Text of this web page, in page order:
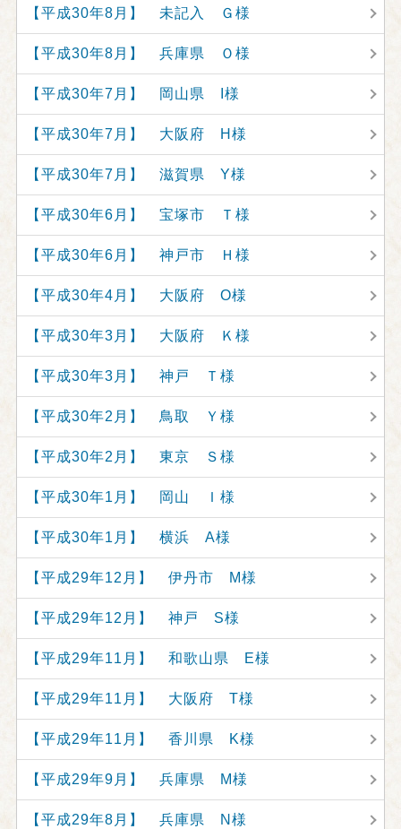
【平成30年8月】 未記入 Ｇ様
【平成30年8月】 兵庫県 Ｏ様
【平成30年7月】 岡山県 I様
【平成30年7月】 大阪府 H様
【平成30年7月】 滋賀県 Y様
【平成30年6月】 宝塚市 Ｔ様
【平成30年6月】 神戸市 Ｈ様
【平成30年4月】 大阪府 O様
【平成30年3月】 大阪府 Ｋ様
【平成30年3月】 神戸 Ｔ様
【平成30年2月】 鳥取 Ｙ様
【平成30年2月】 東京 Ｓ様
【平成30年1月】 岡山 Ｉ様
【平成30年1月】 横浜 A様
【平成29年12月】 伊丹市 M様
【平成29年12月】 神戸 S様
【平成29年11月】 和歌山県 E様
【平成29年11月】 大阪府 T様
【平成29年11月】 香川県 K様
【平成29年9月】 兵庫県 M様
【平成29年8月】 兵庫県 N様